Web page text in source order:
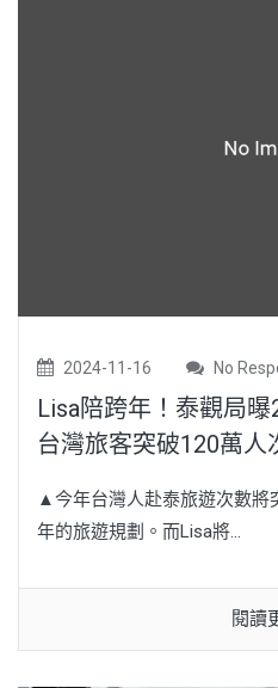
2024-11-16 No
Lisa陪跨年！泰觀局
台灣旅客突破120萬人
▲今年台灣人赴泰旅遊次數將
年的旅遊規劃。而Lisa將...
閱讀